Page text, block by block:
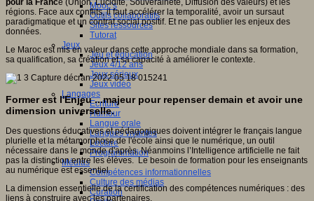
Mooc’s
Outils collaboratifs
Sites ressources
Tutorat
Jeux
Jeu et éducation
Jeux 4/12 ans
Jeux sérieux
Jeux vidéo
Langages
Ecriture
Humour
Langue orale
Langues vivantes
Lecture
Programmation
Médias
Compétences informationnelles
Culture des médias
Curation
régions. Face aux conflits, il faut accélérer la temporalité, avoir un sursaut
paradigmatique et un contrat social positif. Et ne pas oublier les enjeux des
données.
Le Maroc est mis en valeur dans cette approche mondiale dans sa formation,
sa qualification, sa création et sa capacité à améliorer le contexte.
Former est l'Enjeu ...majeur pour repenser demain et avoir une
dimension universelle.
Des questions éducatives et pédagogiques doivent intégrer le français langue
plurielle et la métamorphose de l'école ainsi que le numérique, un outil
nécessaire dans le monde d'après. Néanmoins l’Intelligence artificielle ne fait
pas la distinction entre les élèves. Le besoin de formation pour les enseignants
au numérique est essentiel.
La dimension essentielle de la certification des compétences numériques : des
liens à construire avec les partenaires.